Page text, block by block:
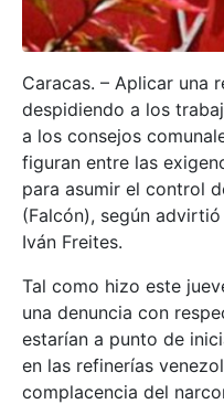
Caracas. – Aplicar una
despidiendo a los
a los consejos
figuran entre las
para asumir el control
(Falcón), según
Iván Freites.
Tal como hizo este
una denuncia con
estarían a punto de
en las refinerías
complacencia del